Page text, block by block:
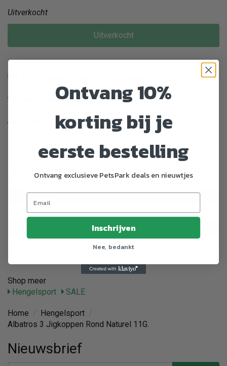
Uitverkocht
Uitverkocht
Gratis Verzending vanaf € 39,-
Veilig en gemakkelijk betalen
Specificaties
Artikelnummer
796896
EAN nummer
8713218562124
Hengelsport
Albatros
Shop meer
Hengelsport
SALE
Home Hengelsport
Albatros 3 Jigkoppen Rond Naturel 11G.
Nieuwsbrief
Ontvang 10%
korting bij je
eerste bestelling
Ontvang exclusieve PetsPark deals en nieuwtjes
Inschrijven
Nee, bedankt